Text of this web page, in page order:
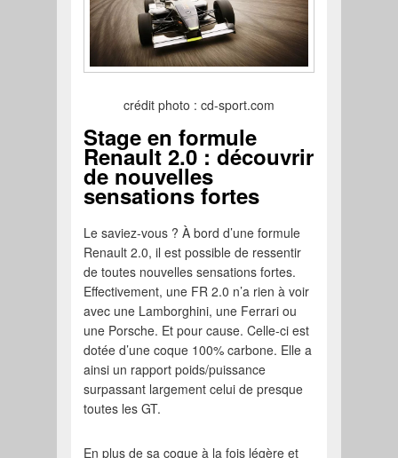
crédit photo : cd-sport.com
Stage en formule
Renault 2.0 : découvrir
de nouvelles
sensations fortes
Le saviez-vous ? À bord d’une formule
Renault 2.0, il est possible de ressentir
de toutes nouvelles sensations fortes.
Effectivement, une FR 2.0 n’a rien à voir
avec une Lamborghini, une Ferrari ou
une Porsche. Et pour cause. Celle-ci est
dotée d’une coque 100% carbone. Elle a
ainsi un rapport poids/puissance
surpassant largement celui de presque
toutes les GT.
En plus de sa coque à la fois légère et